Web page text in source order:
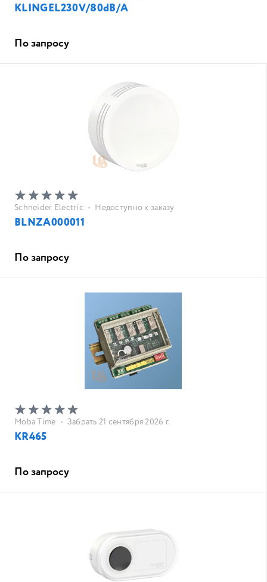
KLINGEL230V/80dB/A
По запросу
Schneider Electric • Недоступно к заказу
BLNZA000011
По запросу
Moba Time • Забрать 21 сентября 2026 г.
KR465
По запросу